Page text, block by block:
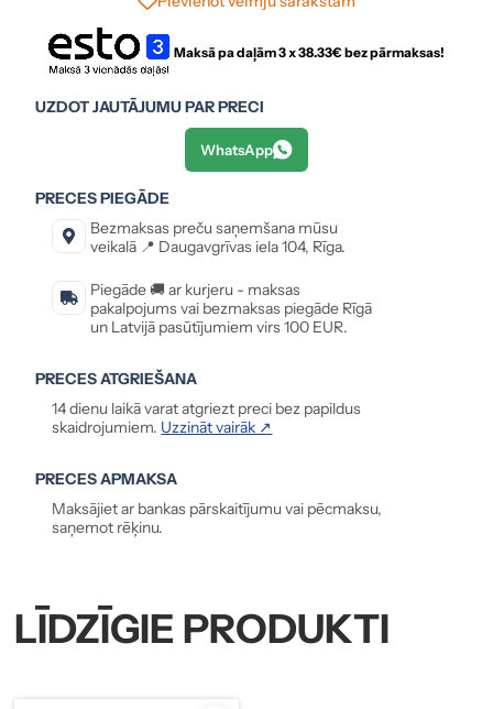
Maksā pa daļām 3 x38.33€ bez pārmaksas!
UZDOT JAUTĀJUMU PAR PRECI
WhatsApp
PRECES PIEGĀDE
Bezmaksas preču saņemšana mūsu
veikalā 📍 Daugavgrīvas iela 104, Rīga.
Piegāde 🚚 ar kurjeru - maksas
pakalpojums vai bezmaksas piegāde Rīgā
un Latvijā pasūtījumiem virs 100 EUR.
PRECES ATGRIEŠANA
14 dienu laikā varat atgriezt preci bez papildus
skaidrojumiem. Uzzināt vairāk ↗
PRECES APMAKSA
Maksājiet ar bankas pārskaitījumu vai pēcmaksu,
saņemot rēķinu.
LĪDZĪGIE PRODUKTI